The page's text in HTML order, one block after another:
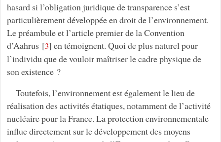
hasard si l’obligation juridique de transparence s’est
particulièrement développée en droit de l’environnement.
Le préambule et l’article premier de la Convention
d’Aahrus [3] en témoignent. Quoi de plus naturel pour
l’individu que de vouloir maîtriser le cadre physique de
son existence ?
Toutefois, l’environnement est également le lieu de
réalisation des activités étatiques, notamment de l’activité
nucléaire pour la France. La protection environnementale
influe directement sur le développement des moyens